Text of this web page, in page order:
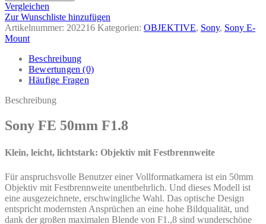
Vergleichen
Zur Wunschliste hinzufügen
Artikelnummer: 202216 Kategorien: OBJEKTIVE, Sony, Sony E-
Mount
Beschreibung
Bewertungen (0)
Häufige Fragen
Beschreibung
Sony FE 50mm F1.8
Klein, leicht, lichtstark: Objektiv mit Festbrennweite
Für anspruchsvolle Benutzer einer Vollformatkamera ist ein 50mm
Objektiv mit Festbrennweite unentbehrlich. Und dieses Modell ist
eine ausgezeichnete, erschwingliche Wahl. Das optische Design
entspricht modernsten Ansprüchen an eine hohe Bildqualität, und
dank der großen maximalen Blende von F1.,8 sind wunderschöne